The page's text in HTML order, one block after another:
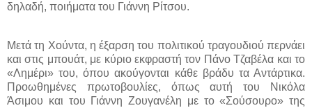
δηλαδή, ποιήματα του Γιάννη Ρίτσου.
Μετά τη Χούντα, η έξαρση του πολιτικού τραγουδιού περνάει
και στις μπουάτ, με κύριο εκφραστή τον Πάνο Τζαβέλα και το
«Λημέρι» του, όπου ακούγονται κάθε βράδυ τα Αντάρτικα.
Προωθημένες πρωτοβουλίες, όπως αυτή του Νικόλα
Άσιμου και του Γιάννη Ζουγανέλη με το «Σούσουρο» της